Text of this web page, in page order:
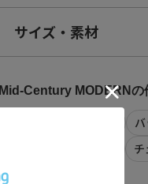
・製品保証の期間：1年間
・保証書：有
・電球同梱：有
・電球の種類：LED 7Ｗ（
・電球交換：可能
・取り付け仕様：引掛けシ
・標準コード長：
・生産国：日本(シェード
サイズ・素材
Mid-Century MODERNの
チ
ホームアクセサリー